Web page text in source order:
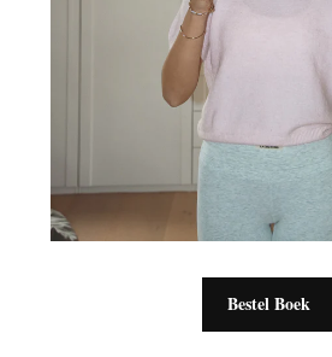
Bestel Boek